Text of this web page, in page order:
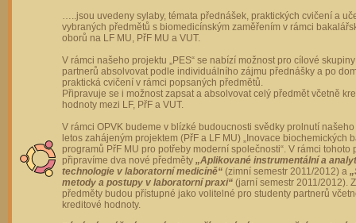
…..jsou uvedeny sylaby, témata přednášek, praktických cvičení a
vybraných předmětů s biomedicínským zaměřením v rámci
oborů na LF MU, PřF MU a VUT.
V rámci našeho projektu „PES“ se nabízí možnost pro cílové
partnerů absolvovat podle individuálního zájmu přednášky a po
praktická cvičení v rámci popsaných předmětů.
Připravuje se i možnost zapsat a absolvovat celý předmět včetně
hodnoty mezi LF, PřF a VUT.
V rámci OPVK budeme v blízké budoucnosti svědky prolnutí
letos zahájeným projektem (PřF a LF MU) „Inovace biochemických
programů PřF MU pro potřeby moderní společnosti“. V rámci tohoto
připravíme dva nové předměty „Aplikované instrumentální a
technologie v laboratorní medicíně“ (zimní semestr 2011/2012) a
metody a postupy v laboratorní praxi“ (jarní semestr 2011/2012).
předměty budou přístupné jako volitelné pro studenty partnerů
kreditové hodnoty.